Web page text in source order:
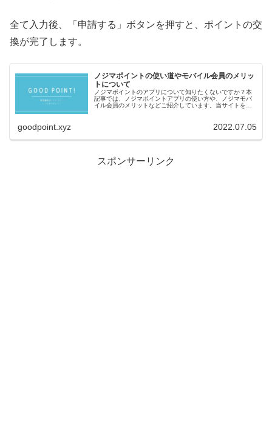
全て入力後、「申請する」ボタンを押すと、ポイントの交
換が完了します。
ノジマポイントの使い道やモバイル会員のメリッ
トについて
ノジマポイントのアプリについて知りたくないですか？本
記事では、ノジマポイントアプリの使い方や、ノジマモバ
イル会員のメリットなどご紹介しています。当サイトを読
goodpoint.xyz 2022.07.05
スポンサーリンク